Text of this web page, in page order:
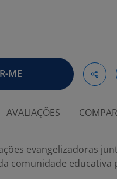
ME
AVALIAÇÕES
evangelizadoras
comunidade educativa